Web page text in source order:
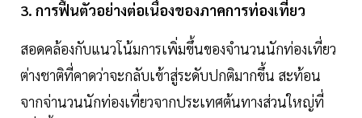
3. การฟื้นตัวอย่างต่อเนื่องของภาคการท่องเที่ยว
สอดคล้องกับแนวโน้มการเพิ่มขึ้นของจำนวนนักท่องเที่ยว
ต่างชาติที่คาดว่าจะกลับเข้าสู่ระดับปกติมากขึ้น สะท้อน
จากจ่านวนนักท่องเที่ยวจากประเทศต้นทางส่วนใหญ่ที่